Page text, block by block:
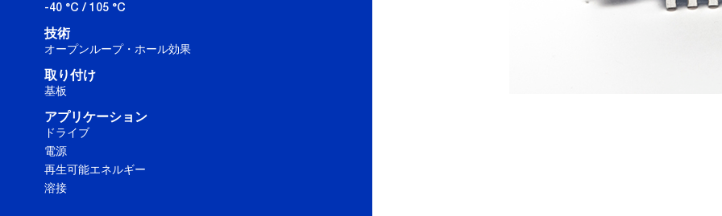
-40 °C / 105 °C
技術
オープンループ・ホール効果
取り付け
基板
アプリケーション
ドライブ
電源
再生可能エネルギー
溶接